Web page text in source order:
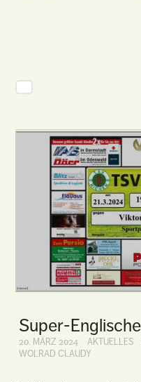
Super-
20. MÄRZ 2024 AKTUELLES
WOLRAD CLAUDY